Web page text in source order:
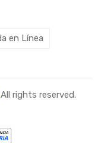
en Línea
All rights reserved.